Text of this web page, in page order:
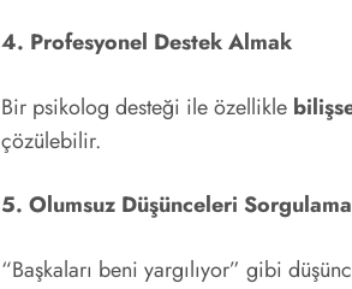
4. Profesyonel Destek Almak
Bir psikolog desteği ile özellikle
çözülebilir.
5. Olumsuz Düşünceleri
“Başkaları beni yargılıyor” gibi